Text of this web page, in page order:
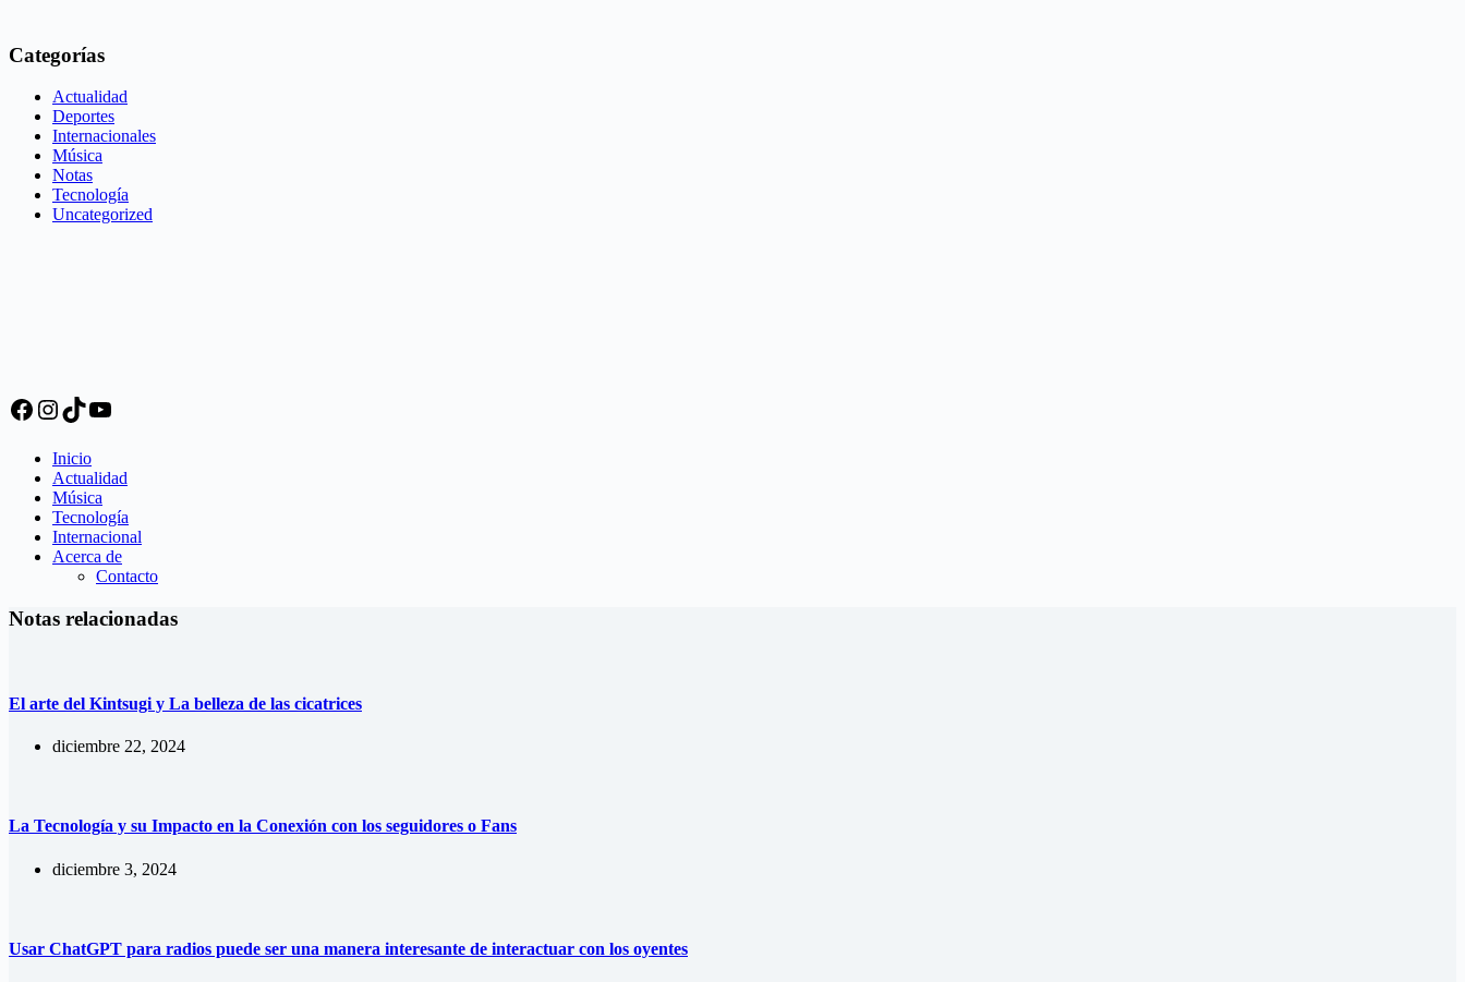
Categorías
Actualidad
Deportes
Internacionales
Música
Notas
Tecnología
Uncategorized
Facebook
Instagram
TikTok
YouTube
Inicio
Actualidad
Música
Tecnología
Internacional
Acerca de
Contacto
Notas relacionadas
El arte del Kintsugi y La belleza de las cicatrices
diciembre 22, 2024
La Tecnología y su Impacto en la Conexión con los seguidores o Fans
diciembre 3, 2024
Usar ChatGPT para radios puede ser una manera interesante de interactuar con los oyentes